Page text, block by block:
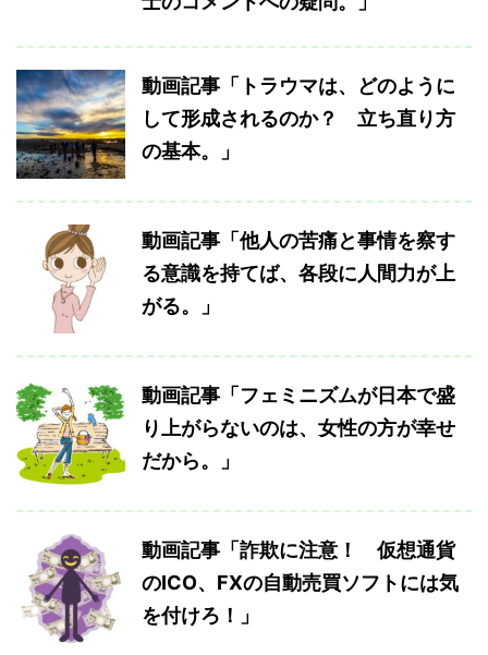
動画記事「トラウマは、どのように
して形成されるのか？ 立ち直り方
の基本。」
動画記事「他人の苦痛と事情を察す
る意識を持てば、各段に人間力が上
がる。」
動画記事「フェミニズムが日本で盛
り上がらないのは、女性の方が幸せ
だから。」
動画記事「詐欺に注意！ 仮想通貨
のICO、FXの自動売買ソフトには気
を付けろ！」